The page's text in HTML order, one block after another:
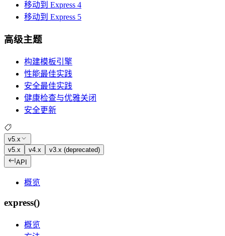
移动到 Express 4
移动到 Express 5
高级主题
构建模板引擎
性能最佳实践
安全最佳实践
健康检查与优雅关闭
安全更新
v5.x
v5.x
v4.x
v3.x (deprecated)
API
概览
express()
概览